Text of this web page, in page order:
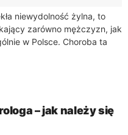
niewydolność żylna, to
zarówno mężczyzn, jak
w Polsce. Choroba ta
– jak należy się